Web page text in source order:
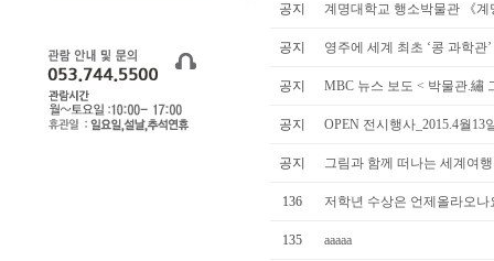
공지 계명대학교 행소박물관 《계
공지 영주에 세계 최초 ‘콩 과학관
공지 MBC 뉴스 보도 < 박물관.繡
공지 OPEN 전시행사_2015.4월13
공지 그림과 함께 떠나는 세계여행
136 저학년 수상은 언제올라오나
135 aaaaa